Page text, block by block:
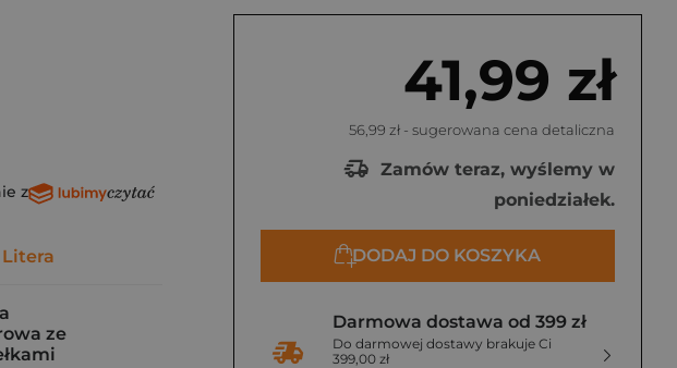
41,99 zł
56,99 zł - sugerowana cena detaliczna
Zamów teraz, wyślemy w
poniedziałek.
DODAJ DO KOSZYKA
Darmowa dostawa od 399 zł
Do darmowej dostawy brakuje Ci
399,00 zł
z
ze